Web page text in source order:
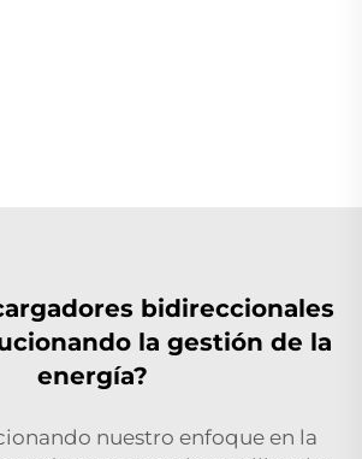
bidireccionales
la gestión de la
energía?
nuestro enfoque en la